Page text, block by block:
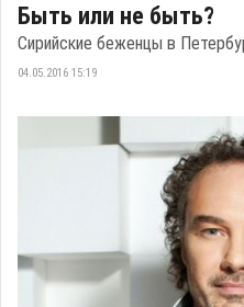
Быть или не быть?
Сирийские беженцы в
04.05.2016 15:19